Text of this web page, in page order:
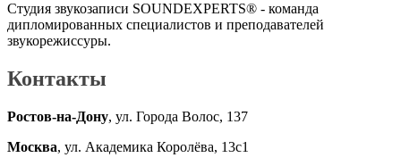
Студия звукозаписи SOUNDEXPERTS® - команда
дипломированных специалистов и преподавателей
звукорежиссуры.
Контакты
Ростов-на-Дону, ул. Города Волос, 137
Москва, ул. Академика Королёва, 13с1